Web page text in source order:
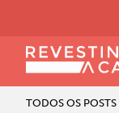
TODOS OS POSTS